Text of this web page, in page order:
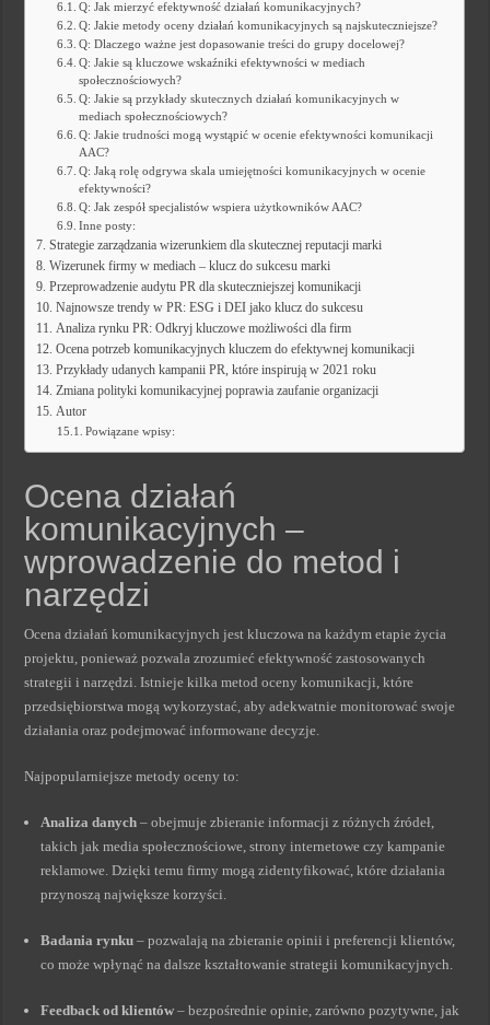
Q: Jak mierzyć efektywność działań komunikacyjnych?
Q: Jakie metody oceny działań komunikacyjnych są najskuteczniejsze?
Q: Dlaczego ważne jest dopasowanie treści do grupy docelowej?
Q: Jakie są kluczowe wskaźniki efektywności w mediach
społecznościowych?
Q: Jakie są przykłady skutecznych działań komunikacyjnych w
mediach społecznościowych?
Q: Jakie trudności mogą wystąpić w ocenie efektywności komunikacji
AAC?
Q: Jaką rolę odgrywa skala umiejętności komunikacyjnych w ocenie
efektywności?
Q: Jak zespół specjalistów wspiera użytkowników AAC?
Inne posty:
Strategie zarządzania wizerunkiem dla skutecznej reputacji marki
Wizerunek firmy w mediach – klucz do sukcesu marki
Przeprowadzenie audytu PR dla skuteczniejszej komunikacji
Najnowsze trendy w PR: ESG i DEI jako klucz do sukcesu
Analiza rynku PR: Odkryj kluczowe możliwości dla firm
Ocena potrzeb komunikacyjnych kluczem do efektywnej komunikacji
Przykłady udanych kampanii PR, które inspirują w 2021 roku
Zmiana polityki komunikacyjnej poprawia zaufanie organizacji
Autor
Powiązane wpisy:
Ocena działań
komunikacyjnych –
wprowadzenie do metod i
narzędzi
Ocena działań komunikacyjnych jest kluczowa na każdym etapie życia
projektu, ponieważ pozwala zrozumieć efektywność zastosowanych
strategii i narzędzi. Istnieje kilka metod oceny komunikacji, które
przedsiębiorstwa mogą wykorzystać, aby adekwatnie monitorować swoje
działania oraz podejmować informowane decyzje.
Najpopularniejsze metody oceny to:
Analiza danych – obejmuje zbieranie informacji z różnych źródeł,
takich jak media społecznościowe, strony internetowe czy kampanie
reklamowe. Dzięki temu firmy mogą zidentyfikować, które działania
przynoszą największe korzyści.
Badania rynku – pozwalają na zbieranie opinii i preferencji klientów,
co może wpłynąć na dalsze kształtowanie strategii komunikacyjnych.
Feedback od klientów – bezpośrednie opinie, zarówno pozytywne, jak